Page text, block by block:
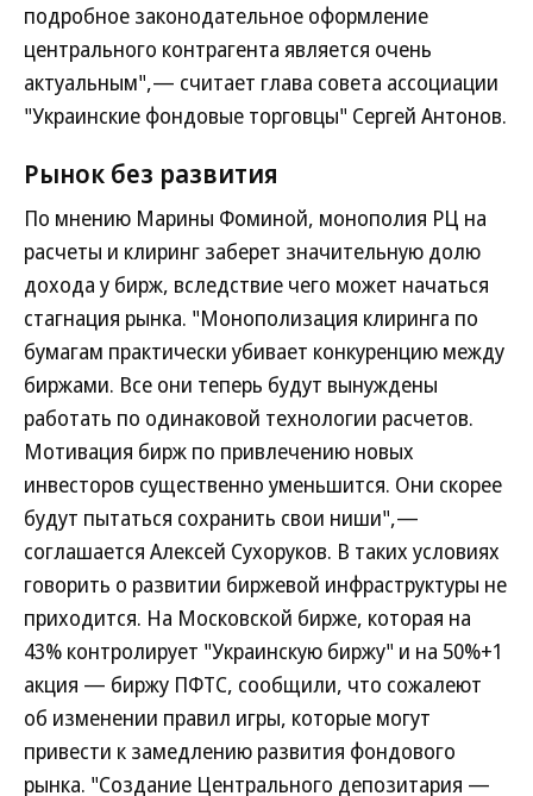
подробное законодательное оформление
центрального контрагента является очень
актуальным",— считает глава совета ассоциации
"Украинские фондовые торговцы" Сергей Антонов.
Рынок без развития
По мнению Марины Фоминой, монополия РЦ на
расчеты и клиринг заберет значительную долю
дохода у бирж, вследствие чего может начаться
стагнация рынка. "Монополизация клиринга по
бумагам практически убивает конкуренцию между
биржами. Все они теперь будут вынуждены
работать по одинаковой технологии расчетов.
Мотивация бирж по привлечению новых
инвесторов существенно уменьшится. Они скорее
будут пытаться сохранить свои ниши",—
соглашается Алексей Сухоруков. В таких условиях
говорить о развитии биржевой инфраструктуры не
приходится. На Московской бирже, которая на
43% контролирует "Украинскую биржу" и на 50%+1
акция — биржу ПФТС, сообщили, что сожалеют
об изменении правил игры, которые могут
привести к замедлению развития фондового
рынка. "Создание Центрального депозитария —